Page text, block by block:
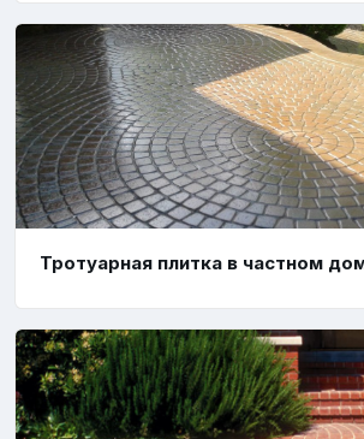
Тротуарная плитка в частном